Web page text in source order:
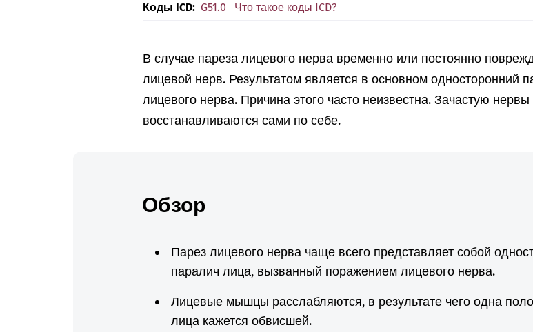
Коды ICD: G51.0 Что такое коды ICD?
В случае пареза лицевого нерва временно или постоянно
лицевой нерв. Результатом является в основном односторонний
лицевого нерва. Причина этого часто неизвестна. Зачастую
восстанавливаются сами по себе.
Обзор
Парез лицевого нерва чаще всего представляет собой
паралич лица, вызванный поражением лицевого нерва.
Лицевые мышцы расслабляются, в результате чего одна
лица кажется обвисшей.